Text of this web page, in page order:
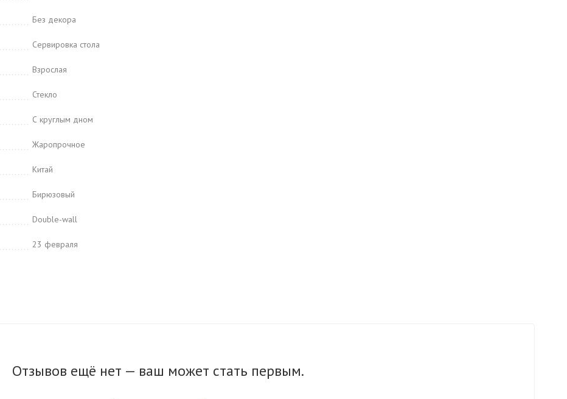
Без декора
Сервировка стола
Взрослая
Стекло
С круглым дном
Жаропрочное
Китай
Бирюзовый
Double-wall
23 февраля
Отзывов ещё нет — ваш может стать первым.